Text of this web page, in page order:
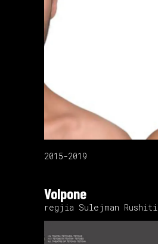
2015-2019
Volpone
regjia Sulejman Rushiti